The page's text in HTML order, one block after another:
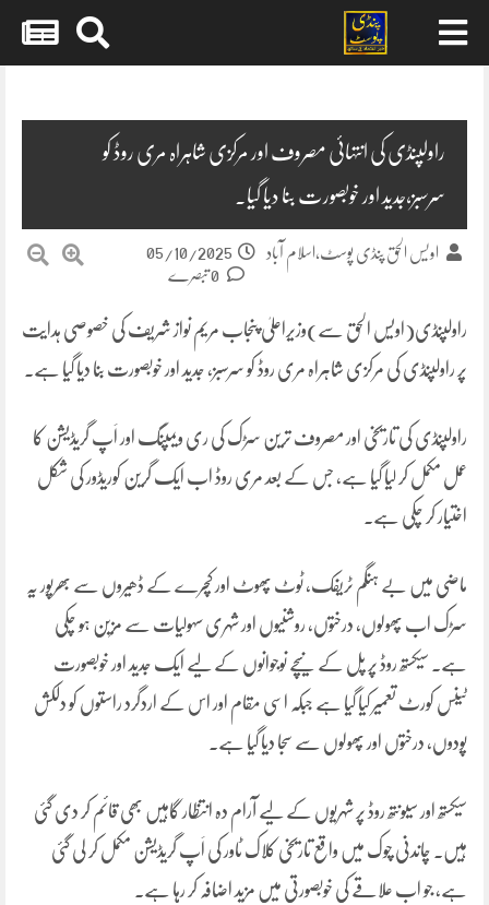
راولپنڈی کی انتہائی مصروف اور مرکزی شاہراہ مری روڈ کو
سرسبز،جدید اور خوبصورت بنا دیا گیا۔
اویس الحق پنڈی پوسٹ،اسلام آباد
05/10/2025
راولپنڈی(اویس الحق سے)وزیراعلیٰ پنجاب مریم نواز شریف کی خصوصی ہدایت
پر راولپنڈی کی مرکزی شاہراہ مری روڈ کو سرسبز، جدید اور خوبصورت بنا دیا گیا ہے۔
راولپنڈی کی تاریخی اور مصروف ترین سڑک کی ری ویمپنگ اور اَپ گریڈیشن کا
عمل مکمل کر لیا گیا ہے، جس کے بعد مری روڈ اب ایک گرین کوریڈور کی شکل
اختیار کر چکی ہے۔
ماضی میں بے ہنگم ٹریفک، ٹوٹ پھوٹ اور کچرے کے ڈھیروں سے بھرپور یہ
سڑک اب پھولوں، درختوں، روشنیوں اور شہری سہولیات سے مزین ہو چکی
ہے۔ سیکستھ روڈ پر پل کے نیچے نوجوانوں کے لیے ایک جدید اور خوبصورت
ٹینس کورٹ تعمیر کیا گیا ہے جبکہ اسی مقام اور اس کے اردگرد راستوں کو دلکش
پودوں، درختوں اور پھولوں سے سجا دیا گیا ہے۔
سیکستھ اور سیونتھ روڈ پر شہریوں کے لیے آرام دہ انتظار گاہیں بھی قائم کر دی گئی
ہیں۔ چاندنی چوک میں واقع تاریخی کلاک ٹاور کی اَپ گریڈیشن مکمل کر لی گئی
ہے، جو اب علاقے کی خوبصورتی میں مزید اضافہ کر رہا ہے۔